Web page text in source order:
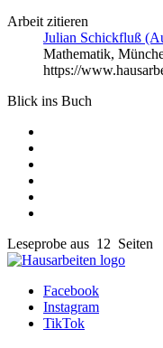
Arbeit zitieren
Julian Schickfluß
Mathematik,
https://
Blick ins Buch
Leseprobe aus 12 Seiten
Facebook
Instagram
TikTok